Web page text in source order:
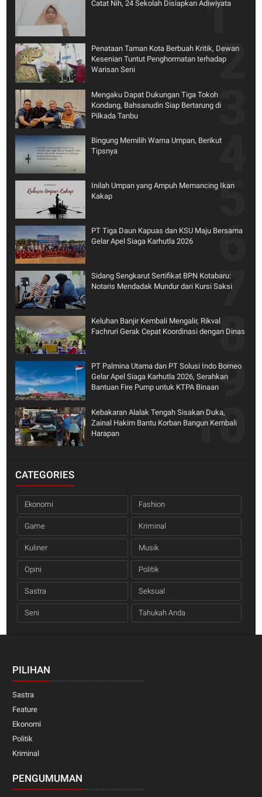
Catat Nih, 24 Sekolah Disiapkan Adiwiyata
Penataan Taman Kota Berbuah Kritik, Dewan
Kesenian Tuntut Penghormatan terhadap
Warisan Seni
Mengaku Dapat Dukungan Tiga Tokoh
Kondang, Bahsanudin Siap Bertarung di
Pilkada Tanbu
Bingung Memilih Warna Umpan, Berikut
Tipsnya
Inilah Umpan yang Ampuh Memancing Ikan
Kakap
PT Tiga Daun Kapuas dan KSU Maju Bersama
Gelar Apel Siaga Karhutla 2026
Sidang Sengkarut Sertifikat BPN Kotabaru:
Notaris Mendadak Mundur dari Kursi Saksi
Keluhan Banjir Kembali Mengalir, Rikval
Fachruri Gerak Cepat Koordinasi dengan Dinas
PT Palmina Utama dan PT Solusi Indo Borneo
Gelar Apel Siaga Karhutla 2026, Serahkan
Bantuan Fire Pump untuk KTPA Binaan
Kebakaran Alalak Tengah Sisakan Duka,
Zainal Hakim Bantu Korban Bangun Kembali
Harapan
CATEGORIES
Ekonomi Fashion
Game Kriminal
Kuliner Musik
Opini Politik
Sastra Seksual
Seni Tahukah Anda
PILIHAN
Sastra
Feature
Ekonomi
Politik
Kriminal
PENGUMUMAN